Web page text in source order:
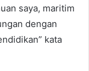
saya, maritim
dengan
kata